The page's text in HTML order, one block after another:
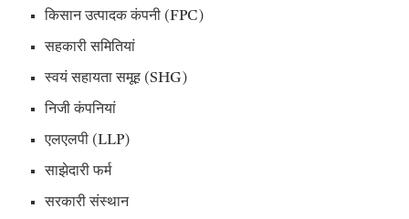
किसान उत्पादक कंपनी (FPC)
सहकारी समितियां
स्वयं सहायता समूह (SHG)
निजी कंपनियां
एलएलपी (LLP)
साझेदारी फर्म
सरकारी संस्थान